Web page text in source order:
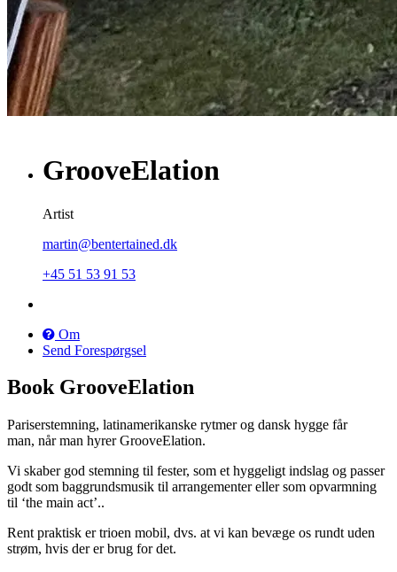
GrooveElation
Artist
martin@bentertained.dk
+45 51 53 91 53
Om
Send Forespørgsel
Book GrooveElation
Pariserstemning, latinamerikanske rytmer og dansk hygge får
man, når man hyrer GrooveElation.
Vi skaber god stemning til fester, som et hyggeligt indslag og passer
godt som baggrundsmusik til arrangementer eller som opvarmning
til ‘the main act’..
Rent praktisk er trioen mobil, dvs. at vi kan bevæge os rundt uden
strøm, hvis der er brug for det.